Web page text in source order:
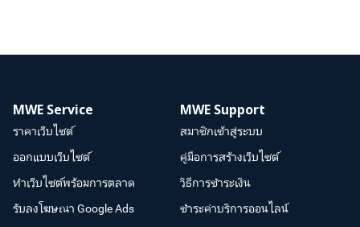
MWE Service
ราคาเว็บไซต์
ออกแบบเว็บไซต์
ทำเว็บไซต์พร้อมการตลาด
รับลงโฆษณา Google Ads
MWE Support
สมาชิกเข้าสู่ระบบ
คู่มือการสร้างเว็บไซต์
วิธีการชำระเงิน
ชำระค่าบริการออนไลน์